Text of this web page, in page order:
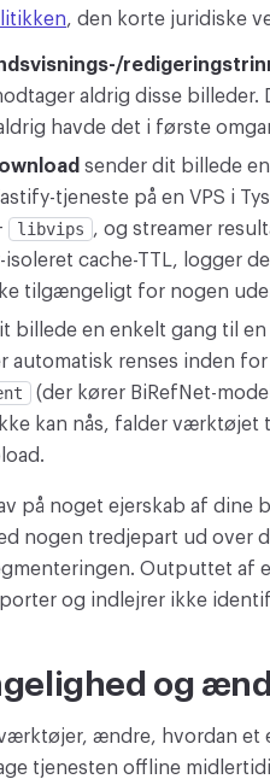
, den korte juridiske
aldrig disse
havde det i første
sender dit billede
tjeneste på en VPS i
libvips , og streamer
isoleret cache-TTL, logger
tilgængeligt for nogen
billede en enkelt gang til
automatisk renses inden
(der kører BiRefNet-
kan nås, falder værktøjet
på noget ejerskab af dine
nogen tredjepart ud over
Outputtet af
og indlejrer ikke
og
ændre, hvordan
tjenesten offline